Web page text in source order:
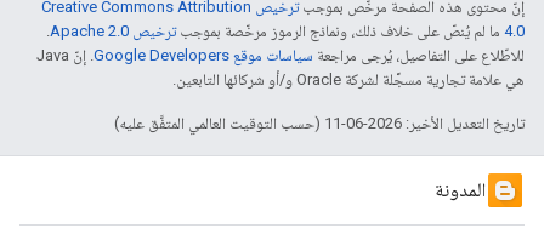
إنّ محتوى هذه الصفحة مرخّص بموجب
ترخيص Creative Commons Attribution
4.0‏ ما لم يُنصّ على خلاف ذلك، ونماذج الرموز مرخّصة بموجبترخيص Apache 2.0‏
.
للاطّلاع على التفاصيل، يُرجى مراجعة سياسات موقع Google Developers‏
. إنّ Java
هي علامة تجارية مسجَّلة لشركة Oracle و/أو شركائها التابعين.
تاريخ التعديل الأخير: 2026-06-11 (حسب التوقيت العالمي المتفَّق عليه)
المدونة